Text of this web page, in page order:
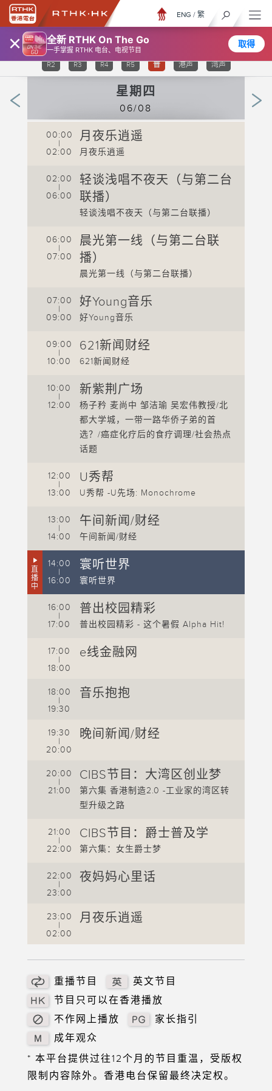
× 全新 RTHK On The Go
一手掌握 RTHK 电台、电视节目
取得
ENG / 繁
TV 31 TV 32 TV 33 R1
R2 R3 R4 R5 普 港声 湾声
星期四
06/08
00:00
|
02:00
月夜乐逍遥
月夜乐逍遥
02:00
|
06:00
轻谈浅唱不夜天（与第二台
联播）
轻谈浅唱不夜天（与第二台联播）
06:00
|
07:00
晨光第一线（与第二台联
播）
晨光第一线（与第二台联播）
07:00
|
09:00
好Young音乐
好Young音乐
09:00
|
10:00
621新闻财经
621新闻财经
10:00
|
12:00
新紫荆广场
杨子矜 麦尚中 邹洁瑜 吴宏伟教授/北
都大学城，一带一路华侨子弟的首
选？/癌症化疗后的食疗调理/社会热点
话题
12:00
|
13:00
U秀帮
U秀帮 -U先场: Monochrome
13:00
|
14:00
午间新闻/财经
午间新闻/财经
直
播
中
14:00
|
16:00
寰听世界
寰听世界
16:00
|
17:00
普出校园精彩
普出校园精彩 - 这个暑假 Alpha Hit!
17:00
|
18:00
e线金融网
18:00
|
19:30
音乐抱抱
19:30
|
20:00
晚间新闻/财经
20:00
|
21:00
CIBS节目：大湾区创业梦
第六集 香港制造2.0 -工业家的湾区转
型升级之路
21:00
|
22:00
CIBS节目：爵士普及学
第六集：女生爵士梦
22:00
|
23:00
夜妈妈心里话
23:00
|
02:00
月夜乐逍遥
重播节目
英文节目
节目只可以在香港播放
不作网上播放
家长指引
成年观众
* 本平台提供过往12个月的节目重温，受版权
限制内容除外。香港电台保留最终决定权。